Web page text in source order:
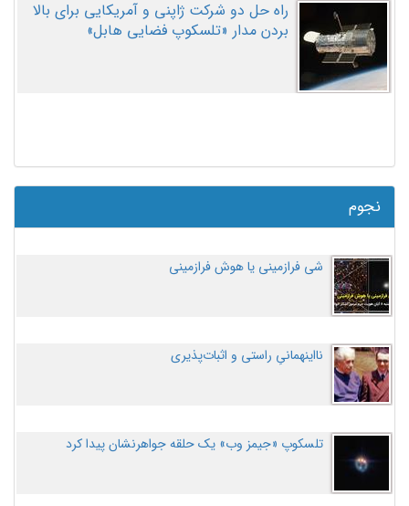
راه حل دو شرکت ژاپنی و آمریکایی برای بالا
بردن مدار «تلسکوپ فضایی هابل»
نجوم
شی فرازمینی یا هوش فرازمینی
نااینهمانیِ راستی و اثبات‌پذیری
تلسکوپ «جیمز وب» یک حلقه جواهرنشان پیدا کرد